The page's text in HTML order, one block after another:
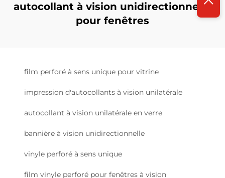
autocollant à vision unidirectionnelle
pour fenêtres
film perforé à sens unique pour vitrine
impression d'autocollants à vision unilatérale
autocollant à vision unilatérale en verre
bannière à vision unidirectionnelle
vinyle perforé à sens unique
film vinyle perforé pour fenêtres à vision